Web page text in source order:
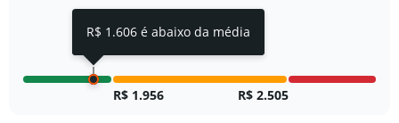
R$ 1.956 R$ 2.505
R$ 1.606 é abaixo da média